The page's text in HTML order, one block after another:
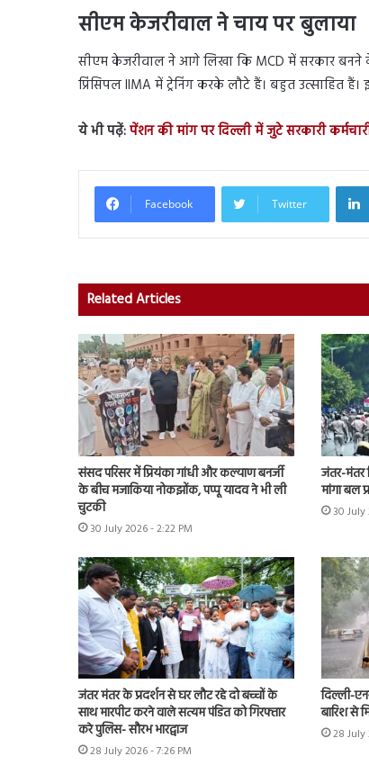
सीएम केजरीवाल ने चाय पर बुलाया
सीएम केजरीवाल ने आगे लिखा कि MCD में सरकार बनने
प्रिंसिपल IIMA में ट्रेनिंग करके लौटे हैं। बहुत
ये भी पढ़ें:पेंशन की मांग पर दिल्ली में जुटे सरकारी
Facebook Twitter
Related Articles
संसद परिसर में प्रियंका गांधी और कल्याण बनर्जी
के बीच मजाकिया नोकझोंक, पप्पू यादव ने भी ली
चुटकी
30 July 2026 - 2:22 PM
जंतर-मंतर
मांगा बल
30 July
जंतर मंतर के प्रदर्शन से घर लौट रहे दो बच्चों के
साथ मारपीट करने वाले सत्यम पंडित को गिरफ्तार
करे पुलिस- सौरभ भारद्वाज
28 July 2026 - 7:26 PM
दिल्ली-
बारिश से
28 July